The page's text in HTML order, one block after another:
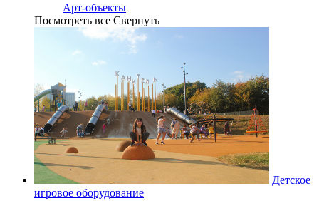
Арт-объекты
Посмотреть все Свернуть
Детское
игровое оборудование